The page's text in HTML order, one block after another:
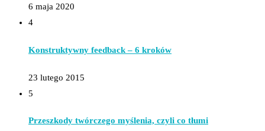
6 maja 2020
4
Konstruktywny feedback – 6 kroków
23 lutego 2015
5
Przeszkody twórczego myślenia, czyli co tłumi